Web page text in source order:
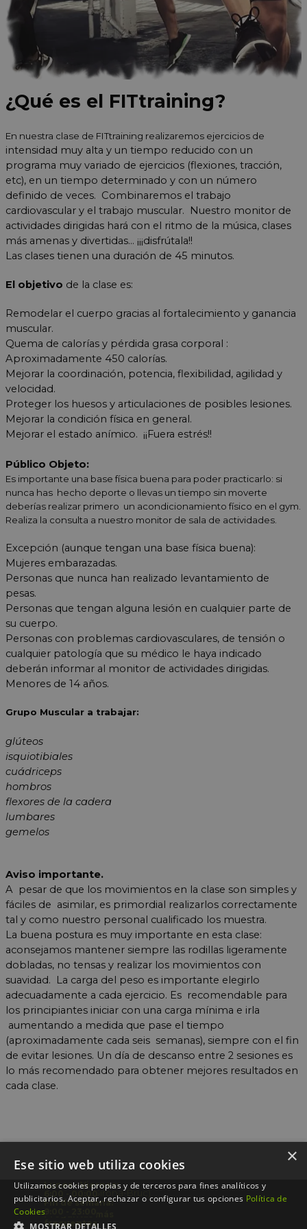
¿Qué es el FITtraining?
En nuestra clase de FITtraining realizaremos ejercicios de
intensidad muy alta y un tiempo reducido con un
programa muy variado de ejercicios (flexiones, tracción,
etc), en un tiempo determinado y con un número
definido de veces. Combinaremos el trabajo
cardiovascular y el trabajo muscular. Nuestro monitor de
actividades dirigidas hará con el ritmo de la música, clases
más amenas y divertidas... ¡¡¡disfrútala!!
Las clases tienen una duración de 45 minutos.
El objetivo de la clase es:
Remodelar el cuerpo gracias al fortalecimiento y ganancia
muscular.
Quema de calorías y pérdida grasa corporal :
Aproximadamente 450 calorías.
Mejorar la coordinación, potencia, flexibilidad, agilidad y
velocidad.
Proteger los huesos y articulaciones de posibles lesiones.
Mejorar la condición física en general.
Mejorar el estado anímico. ¡¡Fuera estrés!!
Público Objeto:
Es importante una base física buena para poder practicarlo: si
nunca has hecho deporte o llevas un tiempo sin moverte
deberías realizar primero un acondicionamiento físico en el gym.
Realiza la consulta a nuestro monitor de sala de actividades.
Excepción (aunque tengan una base física buena):
Mujeres embarazadas.
Personas que nunca han realizado levantamiento de
pesas.
Personas que tengan alguna lesión en cualquier parte de
su cuerpo.
Personas con problemas cardiovasculares, de tensión o
cualquier patología que su médico le haya indicado
deberán informar al monitor de actividades dirigidas.
Menores de 14 años.
Grupo Muscular a trabajar:
glúteos
isquiotibiales
cuádriceps
hombros
flexores de la cadera
lumbares
gemelos
Aviso importante.
A pesar de que los movimientos en la clase son simples y
fáciles de asimilar, es primordial realizarlos correctamente
tal y como nuestro personal cualificado los muestra.
La buena postura es muy importante en esta clase:
aconsejamos mantener siempre las rodillas ligeramente
dobladas, no tensas y realizar los movimientos con
suavidad. La carga del peso es importante elegirlo
adecuadamente a cada ejercicio. Es recomendable para
los principiantes iniciar con una carga mínima e irla
aumentando a medida que pase el tiempo
(aproximadamente cada seis semanas), ​ siempre con el fin
de evitar lesiones. Un día de descanso entre 2 sesiones es
lo más recomendado para obtener mejores resultados en
cada clase.
¿Cómo llegar?
Aragó 322 (Girona-Bruc)
93 488 33 12
Contacta aquí @
Lunes - Viernes:
6:00 - 00:00
Fin de semana:
9:00 - 23:00
Preguntas más
frecuentes
×
Ese sitio web utiliza cookies
Utilizamos cookies propias y de terceros para fines analíticos y
publicitarios. Aceptar, rechazar o configurar tus opciones Política de
Cookies
MOSTRAR DETALLES